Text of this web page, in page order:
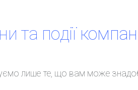
та події
лише те, що вам може